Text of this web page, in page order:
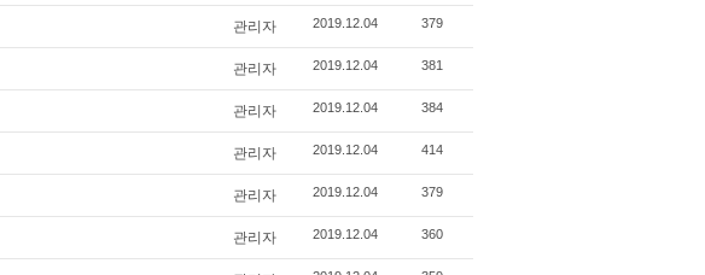
관리자 2019.12.04 379
관리자 2019.12.04 381
관리자 2019.12.04 384
관리자 2019.12.04 414
관리자 2019.12.04 379
관리자 2019.12.04 360